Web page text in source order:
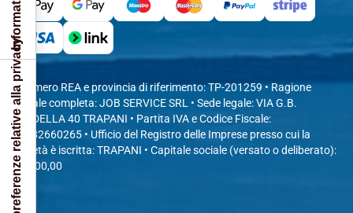
• Numero REA e provincia di riferimento: TP-201259 • Ragione
sociale completa: JOB SERVICE SRL • Sede legale: VIA G.B.
FARDELLA 40 TRAPANI • Partita IVA e Codice Fiscale:
04482660265 • Ufficio del Registro delle Imprese presso cui la
società è iscritta: TRAPANI • Capitale sociale (versato o deliberato):
10.000,00
Le tue preferenze relative alla privacy